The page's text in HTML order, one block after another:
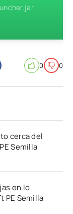
0 0
cerca del
Semilla
en lo
PE Semilla